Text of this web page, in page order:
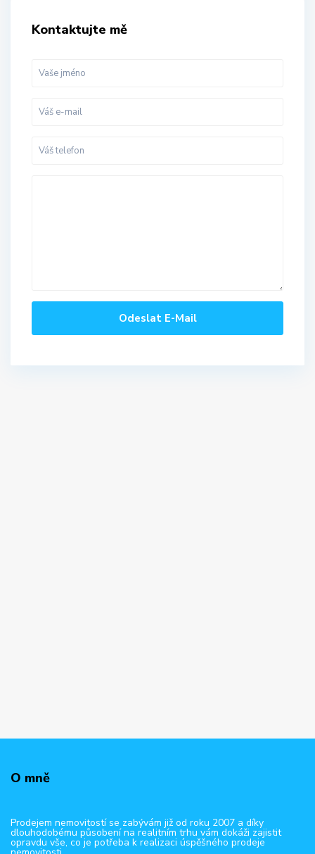
Kontaktujte mě
O mně
Prodejem nemovitostí se zabývám již od roku 2007 a díky
dlouhodobému působení na realitním trhu vám dokáži zajistit
opravdu vše, co je potřeba k realizaci úspěšného prodeje